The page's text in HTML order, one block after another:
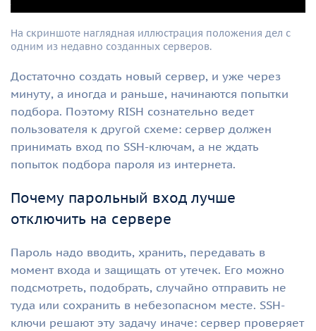
На скриншоте наглядная иллюстрация положения дел с
одним из недавно созданных серверов.
Достаточно создать новый сервер, и уже через
минуту, а иногда и раньше, начинаются попытки
подбора. Поэтому RISH сознательно ведет
пользователя к другой схеме: сервер должен
принимать вход по SSH-ключам, а не ждать
попыток подбора пароля из интернета.
Почему парольный вход лучше
отключить на сервере
Пароль надо вводить, хранить, передавать в
момент входа и защищать от утечек. Его можно
подсмотреть, подобрать, случайно отправить не
туда или сохранить в небезопасном месте. SSH-
ключи решают эту задачу иначе: сервер проверяет